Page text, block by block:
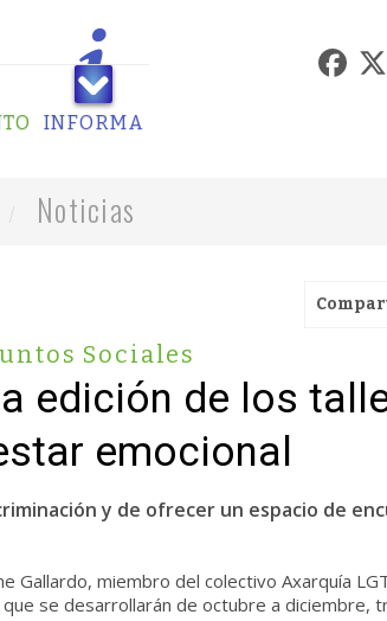
INFORMA
Noticias
Sociales
edición de los
emocional
y de ofrecer un espacio de
Gallardo, miembro del colectivo Axarquía
se desarrollarán de octubre a diciembre,